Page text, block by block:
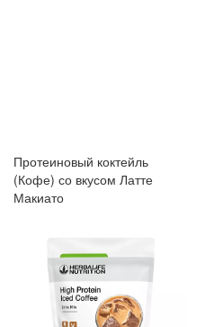
Протеиновый коктейль
(Кофе) со вкусом Латте
Макиато